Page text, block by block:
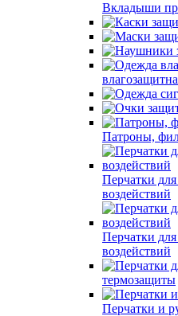
Вкладыши
Патроны,
Перчатки
воздействий
Перчатки
воздействий
термозащиты
Перчатки и